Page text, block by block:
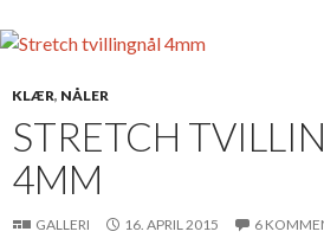
KLÆR, NÅLER
STRETCH
4MM
GALLERI 16. APRIL 2015 6